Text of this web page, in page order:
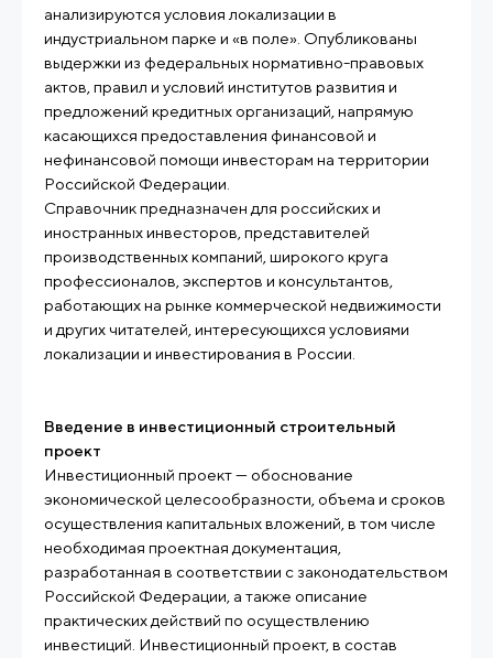
анализируются условия локализации в
индустриальном парке и «в поле». Опубликованы
выдержки из федеральных нормативно-правовых
актов, правил и условий институтов развития и
предложений кредитных организаций, напрямую
касающихся предоставления финансовой и
нефинансовой помощи инвесторам на территории
Российской Федерации.
Справочник предназначен для российских и
иностранных инвесторов, представителей
производственных компаний, широкого круга
профессионалов, экспертов и консультантов,
работающих на рынке коммерческой недвижимости
и других читателей, интересующихся условиями
локализации и инвестирования в России.
Введение в инвестиционный строительный
проект
Инвестиционный проект — обоснование
экономической целесообразности, объема и сроков
осуществления капитальных вложений, в том числе
необходимая проектная документация,
разработанная в соответствии с законодательством
Российской Федерации, а также описание
практических действий по осуществлению
инвестиций. Инвестиционный проект, в состав